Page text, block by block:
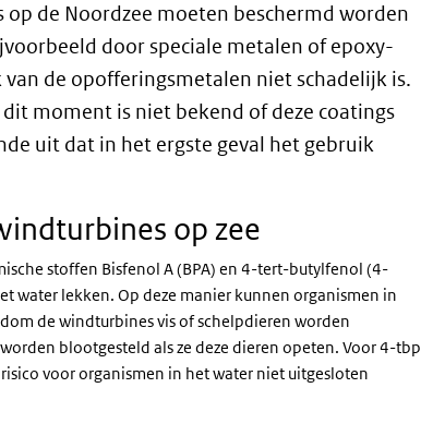
de Noordzee moeten beschermd worden
door speciale metalen of epoxy-
de opofferingsmetalen niet schadelijk is.
moment is niet bekend of deze coatings
uit dat in het ergste geval het gebruik
op zee
stoffen Bisfenol A (BPA) en 4-tert-butylfenol (4-
water lekken. Op deze manier kunnen organismen in
de windturbines vis of schelpdieren worden
blootgesteld als ze deze dieren opeten. Voor 4-tbp
voor organismen in het water niet uitgesloten